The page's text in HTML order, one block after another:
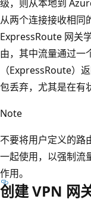
级，则从本地到
从两个连接接收相同
ExpressRoute 网关
由，其中流量通过一
（ExpressRoute）
包丢弃，尤其是在有
Note
不要将用户定义的路
一起使用，以强制流
作用。
创建 VPN 网